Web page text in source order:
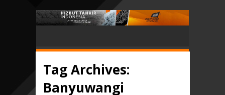
Tag Archives:
Banyuwangi